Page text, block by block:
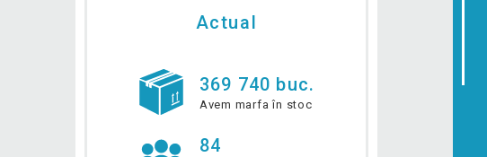
Actual
369 740 buc.
Avem marfa în stoc
84